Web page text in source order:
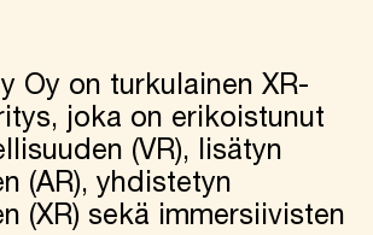
Oy on turkulainen XR-
joka on erikoistunut
(VR), lisätyn
(AR), yhdistetyn
(XR) sekä immersiivisten